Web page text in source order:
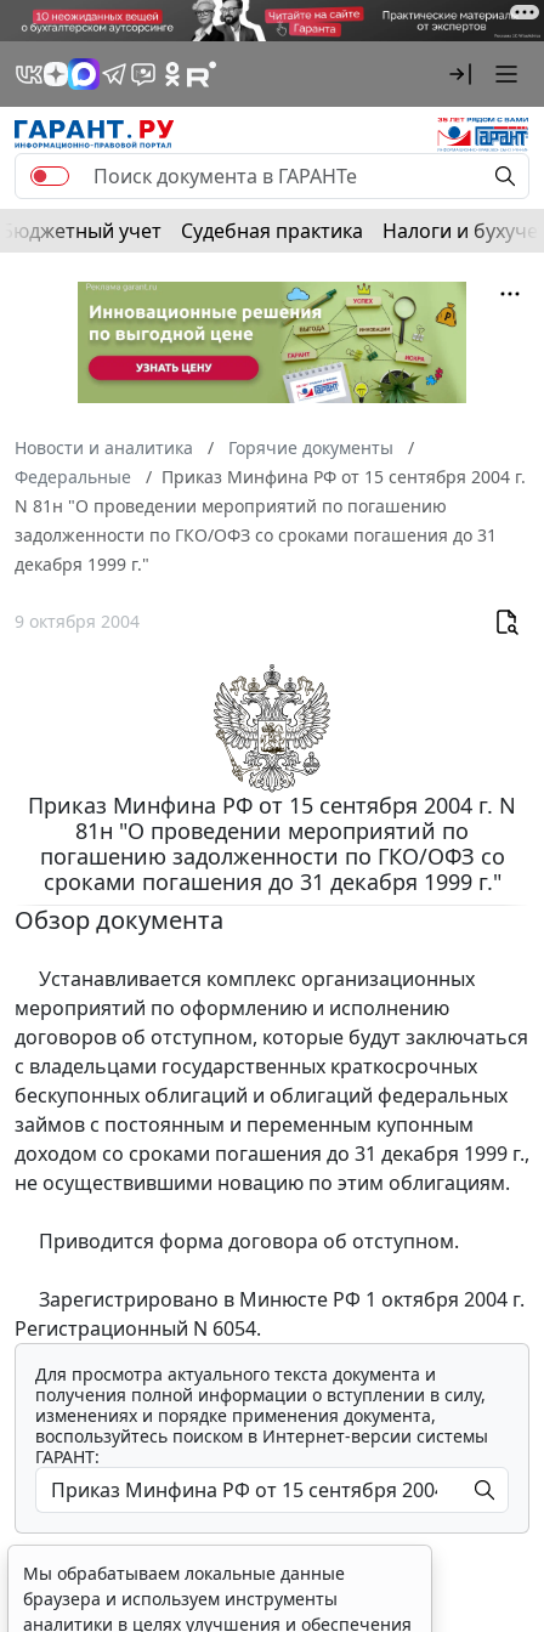
Бюджетный учет Судебная практика Налоги и
Новости и аналитика
Горячие документы
Федеральные
Приказ Минфина РФ от 15 сентября 2004 г.
N 81н "О проведении мероприятий по погашению
задолженности по ГКО/ОФЗ со сроками погашения до 31
декабря 1999 г."
9 октября 2004
Приказ Минфина РФ от 15 сентября 2004 г. N
81н "О проведении мероприятий по
погашению задолженности по ГКО/ОФЗ со
сроками погашения до 31 декабря 1999 г."
Обзор документа
Устанавливается комплекс организационных
мероприятий по оформлению и исполнению
договоров об отступном, которые будут заключаться
с владельцами государственных краткосрочных
бескупонных облигаций и облигаций федеральных
займов с постоянным и переменным купонным
доходом со сроками погашения до 31 декабря 1999 г.,
не осуществившими новацию по этим облигациям.
Приводится форма договора об отступном.
Зарегистрировано в Минюсте РФ 1 октября 2004 г.
Регистрационный N 6054.
Для просмотра актуального текста документа и
получения полной информации о вступлении в силу,
изменениях и порядке применения документа,
воспользуйтесь поиском в Интернет-версии системы
ГАРАНТ:
Мы обрабатываем локальные данные
браузера и используем инструменты
аналитики в целях улучшения и обеспечения